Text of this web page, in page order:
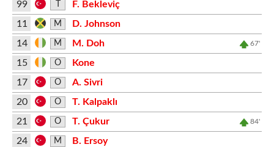
99
F. Bekleviç
11
M
D. Johnson
14
M M. Doh 67'
15 O
Kone
17
O
A. Sivri
20
O
T. Kalpaklı
21
O T. Çukur 84'
24 M B. Ersoy